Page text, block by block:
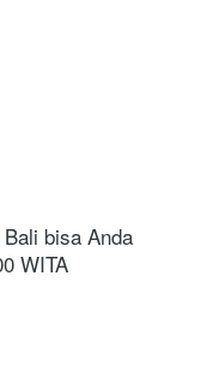
bisa Anda
WITA